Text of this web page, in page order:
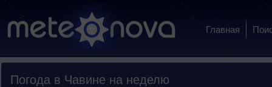
Главная
Погода в Чавине на неделю